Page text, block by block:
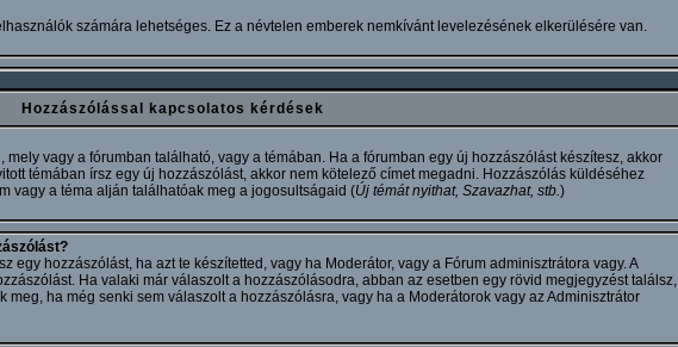
számára lehetséges. Ez a névtelen emberek nemkívánt levelezésének elkerülésére van.
Hozzászólással kapcsolatos kérdések
vagy a fórumban található, vagy a témában. Ha a fórumban egy új hozzászólást készítesz, akkor
témában írsz egy új hozzászólást, akkor nem kötelező címet megadni. Hozzászólás küldéséhez
vagy a téma alján találhatóak meg a jogosultságaid (Új témát nyithat, Szavazhat, stb.)
egy hozzászólást, ha azt te készítetted, vagy ha Moderátor, vagy a Fórum adminisztrátora vagy. A
Ha valaki már válaszolt a hozzászólásodra, abban az esetben egy rövid megjegyzést találsz,
meg, ha még senki sem válaszolt a hozzászólásra, vagy ha a Moderátorok vagy az Adminisztrátor